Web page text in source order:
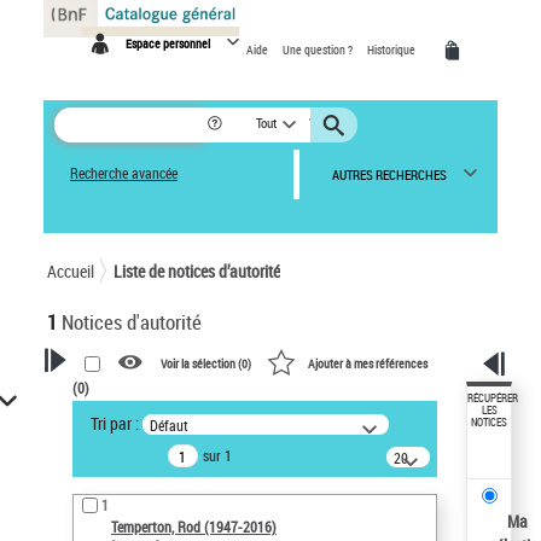
Espace personnel Aide Une question ? Historique
Tout
Recherche avancée AUTRES RECHERCHES
Accueil Liste de notices d’autorité
1 Notices d'autorité
VOTRE RECHERCHE
Recherche avancée dans les
notices d’autorité
Œuvres liées à l'auteur :
Temperton, Rod (1947-2016)
Voir la sélection (0) Ajouter à mes références
(0)
Tri par : Défaut
sur 1
20
résultats/page
1
Temperton, Rod (1947-2016)
RÉCUPÉRER
LES
NOTICES
Ma
Panneau de gestion des cookies